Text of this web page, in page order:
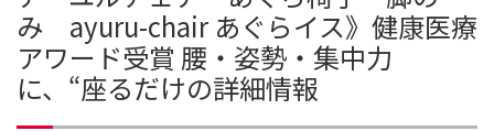
み ayuru-chair あぐらイス》健康医療
アワード受賞 腰・姿勢・集中力
に、“座るだけの詳細情報